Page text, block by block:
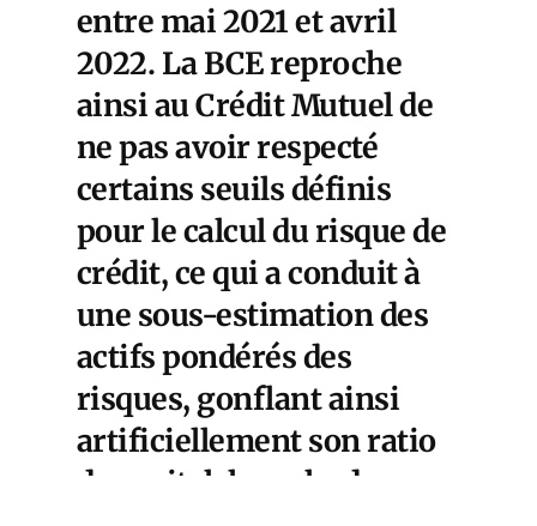
entre mai 2021 et avril
2022. La BCE reproche
ainsi au Crédit Mutuel de
ne pas avoir respecté
certains seuils définis
pour le calcul du risque de
crédit, ce qui a conduit à
une sous-estimation des
actifs pondérés des
risques, gonflant ainsi
artificiellement son ratio
de capital, lequel a donc